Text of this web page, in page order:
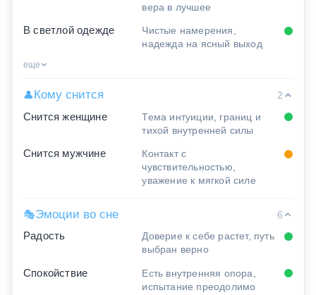
вера в лучшее
В светлой одежде
Чистые намерения,
надежда на ясный выход
еще
👤Кому снится
2
Снится женщине
Тема интуиции, границ и
тихой внутренней силы
Снится мужчине
Контакт с
чувствительностью,
уважение к мягкой силе
🎭Эмоции во сне
6
Радость
Доверие к себе растет, путь
выбран верно
Спокойствие
Есть внутренняя опора,
испытание преодолимо